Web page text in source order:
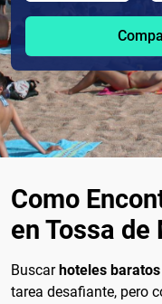
Como
en Tossa de
Buscar hoteles
tarea desafiante, pero